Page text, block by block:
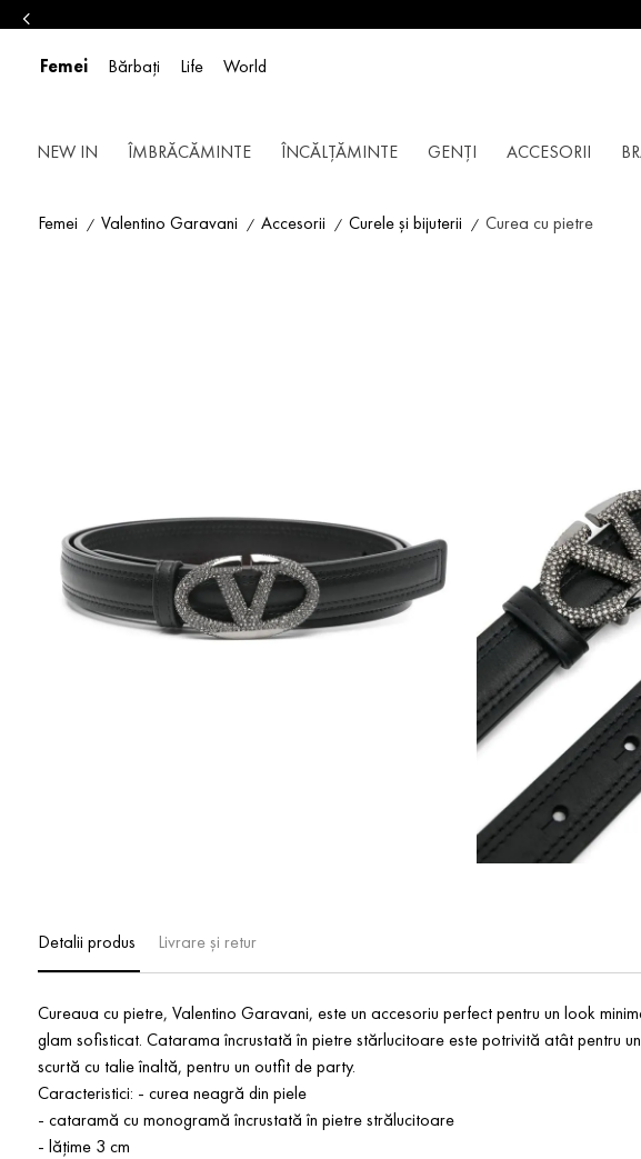
Femei Bărbați Life World
NEW IN ÎMBRĂCĂMINTE ÎNCĂLȚĂMINTE GENȚI ACCESORII
Femei Valentino Garavani Accesorii Curele și bijuterii Curea cu pietre
Detalii produs Livrare și retur
Cureaua cu pietre, Valentino Garavani, este un accesoriu perfect pentru un look
glam sofisticat. Catarama încrustată în pietre stărlucitoare este potrivită atât pentru
scurtă cu talie înaltă, pentru un outfit de party.
Caracteristici: - curea neagră din piele
- cataramă cu monogramă încrustată în pietre strălucitoare
- lățime 3 cm